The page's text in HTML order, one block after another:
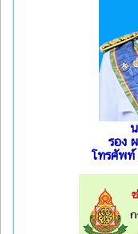
รอง
โทรศัพ